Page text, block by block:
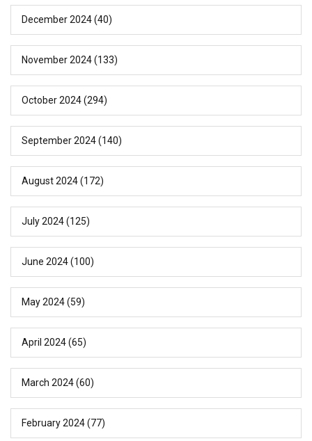
December 2024(40)
November 2024(133)
October 2024(294)
September 2024(140)
August 2024(172)
July 2024(125)
June 2024(100)
May 2024(59)
April 2024(65)
March 2024(60)
February 2024(77)